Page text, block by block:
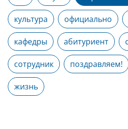
культура официально
кафедры абитуриент
сотрудник поздравляем!
жизнь